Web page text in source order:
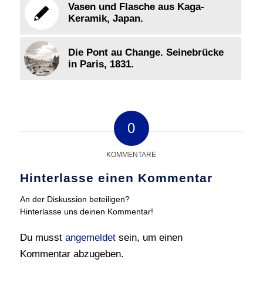
Vasen und Flasche aus Kaga-
Keramik, Japan.
Die Pont au Change. Seinebrücke
in Paris, 1831.
0
KOMMENTARE
Hinterlasse einen Kommentar
An der Diskussion beteiligen?
Hinterlasse uns deinen Kommentar!
Du musst angemeldetsein, um einen
Kommentar abzugeben.